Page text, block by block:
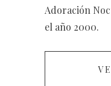
Adoración
el año 2000.